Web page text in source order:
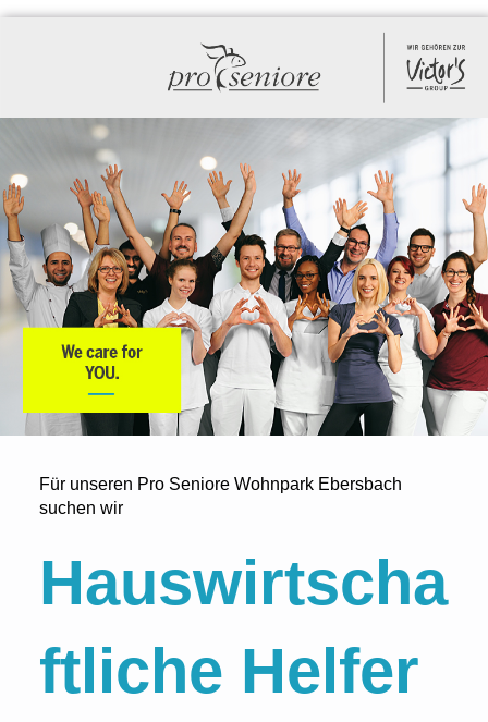
Für unseren Pro Seniore Wohnpark Ebersbach
suchen wir
Hauswirtscha
ftliche Helfer